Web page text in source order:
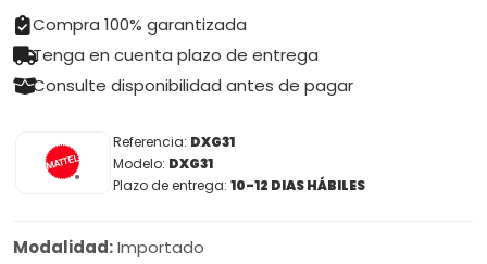
Compra 100% garantizada
Tenga en cuenta plazo de entrega
Consulte disponibilidad antes de pagar
Referencia: DXG31
Modelo: DXG31
Plazo de entrega: 10-12 DIAS HÁBILES
Modalidad:Importado